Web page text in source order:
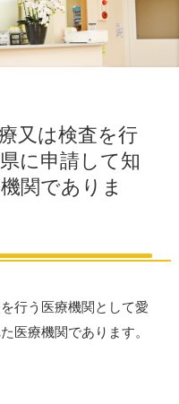
又は検査を行
に申請して知
関でありま
行う医療機関として愛
医療機関であります。